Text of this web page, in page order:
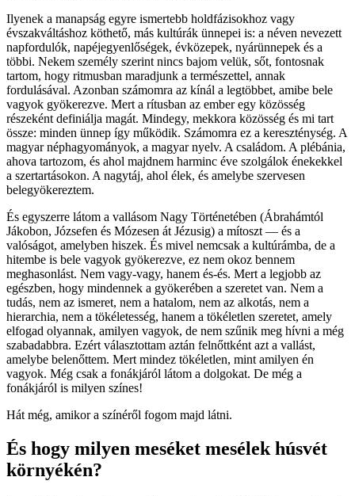
Ilyenek a manapság egyre ismertebb holdfázisokhoz vagy
évszakváltáshoz köthető, más kultúrák ünnepei is: a néven nevezett
napfordulók, napéjegyenlőségek, évközepek, nyárünnepek és a
többi. Nekem személy szerint nincs bajom velük, sőt, fontosnak
tartom, hogy ritmusban maradjunk a természettel, annak
fordulásával. Azonban számomra az kínál a legtöbbet, amibe bele
vagyok gyökerezve. Mert a rítusban az ember egy közösség
részeként definiálja magát. Mindegy, mekkora közösség és mi tart
össze: minden ünnep így működik. Számomra ez a kereszténység. A
magyar néphagyományok, a magyar nyelv. A családom. A plébánia,
ahova tartozom, és ahol majdnem harminc éve szolgálok énekekkel
a szertartásokon. A nagytáj, ahol élek, és amelybe szervesen
belegyökereztem.
És egyszerre látom a vallásom Nagy Történetében (Ábrahámtól
Jákobon, Józsefen és Mózesen át Jézusig) a mítoszt — és a
valóságot, amelyben hiszek. És mivel nemcsak a kultúrámba, de a
hitembe is bele vagyok gyökerezve, ez nem okoz bennem
meghasonlást. Nem vagy-vagy, hanem és-és. Mert a legjobb az
egészben, hogy mindennek a gyökerében a szeretet van. Nem a
tudás, nem az ismeret, nem a hatalom, nem az alkotás, nem a
hierarchia, nem a tökéletesség, hanem a tökéletlen szeretet, amely
elfogad olyannak, amilyen vagyok, de nem szűnik meg hívni a még
szabadabbra. Ezért választottam aztán felnőttként azt a vallást,
amelybe belenőttem. Mert mindez tökéletlen, mint amilyen én
vagyok. Még csak a fonákjáról látom a dolgokat. De még a
fonákjáról is milyen színes!
Hát még, amikor a színéről fogom majd látni.
És hogy milyen meséket mesélek húsvét
környékén?